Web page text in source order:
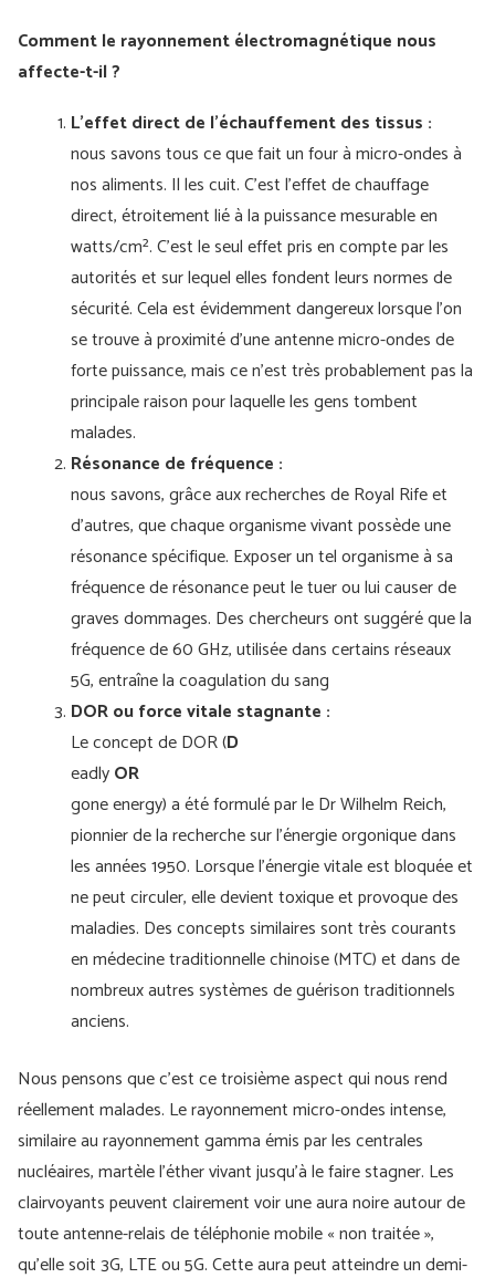
Comment le rayonnement électromagnétique nous
affecte-t-il ?
L'effet direct de l'échauffement des tissus :
nous savons tous ce que fait un four à micro-ondes à
nos aliments. Il les cuit. C'est l'effet de chauffage
direct, étroitement lié à la puissance mesurable en
watts/cm². C'est le seul effet pris en compte par les
autorités et sur lequel elles fondent leurs normes de
sécurité. Cela est évidemment dangereux lorsque l'on
se trouve à proximité d'une antenne micro-ondes de
forte puissance, mais ce n'est très probablement pas la
principale raison pour laquelle les gens tombent
malades.
Résonance de fréquence :
nous savons, grâce aux recherches de Royal Rife et
d'autres, que chaque organisme vivant possède une
résonance spécifique. Exposer un tel organisme à sa
fréquence de résonance peut le tuer ou lui causer de
graves dommages. Des chercheurs ont suggéré que la
fréquence de 60 GHz, utilisée dans certains réseaux
5G, entraîne la coagulation du sang
DOR ou force vitale stagnante :
Le concept de DOR (D
eadlyOR
gone energy) a été formulé par le Dr Wilhelm Reich,
pionnier de la recherche sur l'énergie orgonique dans
les années 1950. Lorsque l'énergie vitale est bloquée et
ne peut circuler, elle devient toxique et provoque des
maladies. Des concepts similaires sont très courants
en médecine traditionnelle chinoise (MTC) et dans de
nombreux autres systèmes de guérison traditionnels
anciens.
Nous pensons que c'est ce troisième aspect qui nous rend
réellement malades. Le rayonnement micro-ondes intense,
similaire au rayonnement gamma émis par les centrales
nucléaires, martèle l'éther vivant jusqu'à le faire stagner. Les
clairvoyants peuvent clairement voir une aura noire autour de
toute antenne-relais de téléphonie mobile « non traitée »,
qu'elle soit 3G, LTE ou 5G. Cette aura peut atteindre un demi-